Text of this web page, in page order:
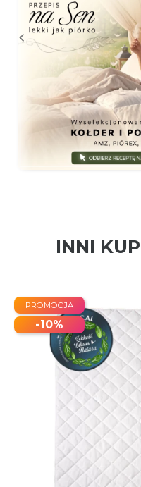
INNI
PROMOCJA
-10%